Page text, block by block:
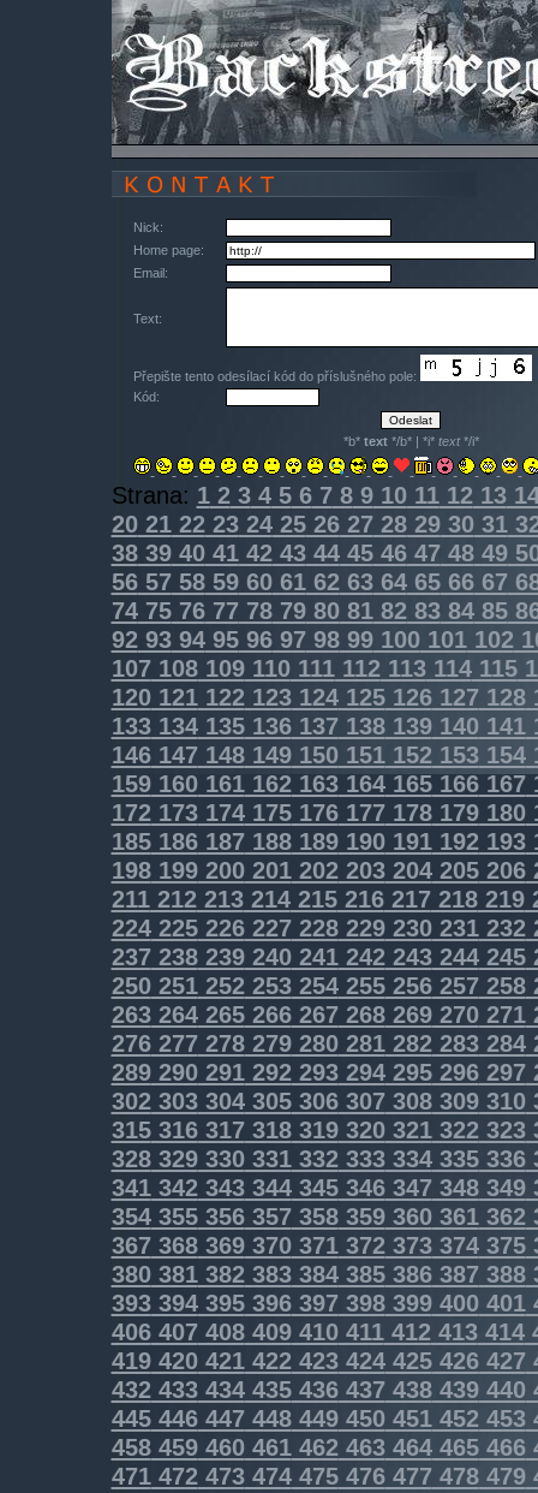
Nick:
Home page:
Email:
Text:
Přepište tento odesílací kód do příslušného pole:
Kód:
*b* text*/b* | *i* text*/i*
Strana: 12345678910111213
202122232425262728293031
383940414243444546474849
565758596061626364656667
747576777879808182838485
9293949596979899100101102
107108109110111112113114115
120121122123124125126127 128
133134135136137138139140 141
146147148149150151152153154
159160161162163164165166167
172173174175176177178179180
185186187188189190191192193
198199200201202203204205206
211212213214215216217218219
224225226227228229230231232
237238239240241242243244245
250251252253254255256257258
263264265266267268269270271
276277278279280281282283284
289290291292293294295296297
302303304305306307308309310
315316317318319320321322323
328329330331332333334335336
341342343344345346347348349
354355356357358359360361362
367368369370371372373374375
380381382383384385386387 388
393394395396397398399400401
406407408409410411412413414
419420421422423424425426427
432433434435436437438439440
445446447448449450451452453
458459460461462463464465466
471472473474475476477 478479